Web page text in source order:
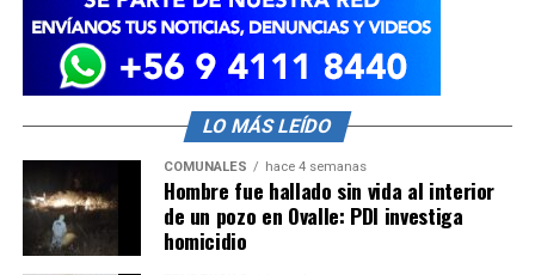
LO MÁS LEÍDO
COMUNALES hace 4 semanas
Hombre fue hallado sin vida al interior
de un pozo en Ovalle: PDI investiga
homicidio